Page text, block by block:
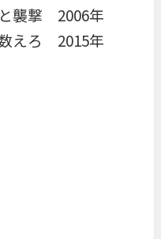
襲撃 2006年
えろ 2015年